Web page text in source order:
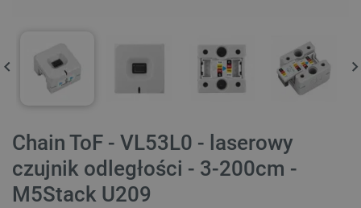
Chain ToF - VL53L0 - laserowy
czujnik odległości - 3-200cm -
M5Stack U209